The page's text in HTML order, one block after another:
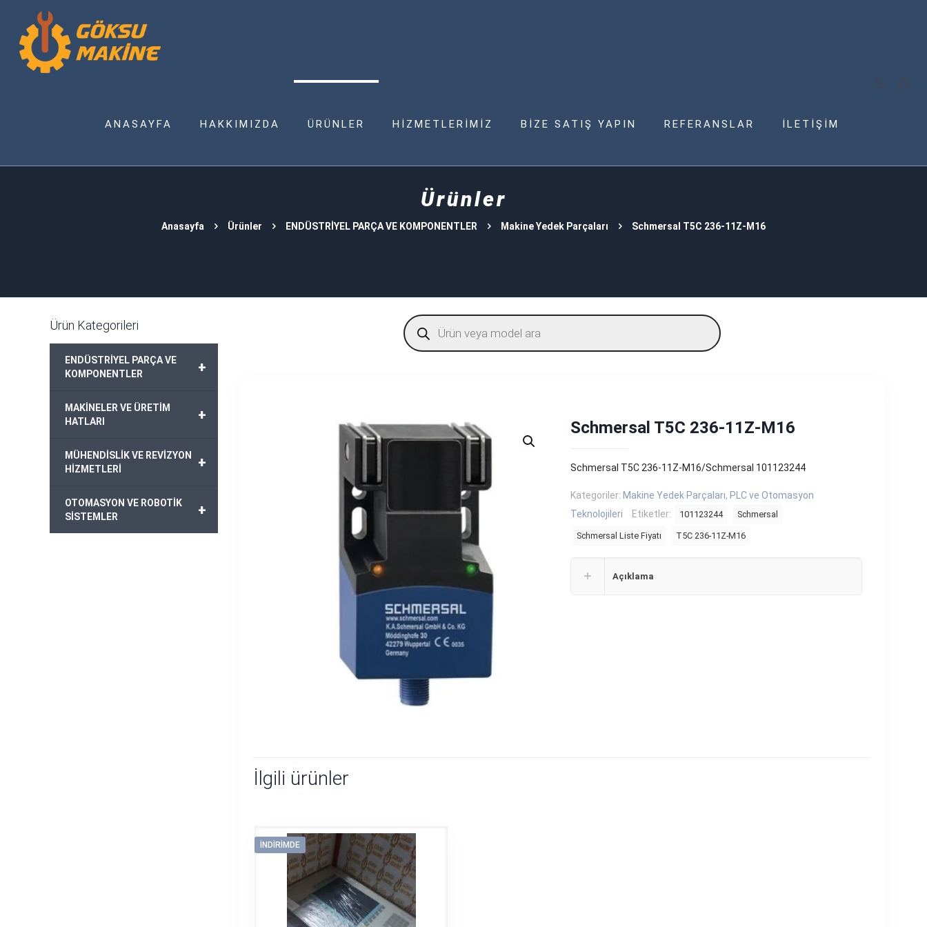
ANASAYFA HAKKIMIZDA ÜRÜNLER HİZMETLERİMİZ BİZE SATIŞ YAPIN REFERANSLAR İLETİŞİM
Ürünler
Anasayfa Ürünler ENDÜSTRİYEL PARÇA VE KOMPONENTLER Makine Yedek Parçaları Schmersal T5C 236-11Z-M16
Products
search
Schmersal T5C 236-11Z-M16
Schmersal T5C 236-11Z-M16/Schmersal 101123244
Kategoriler: Makine Yedek Parçaları, PLC ve Otomasyon
Teknolojileri
Etiketler: 101123244 Schmersal
Schmersal Liste Fiyatı T5C 236-11Z-M16
Açıklama
İlgili ürünler
İNDIRIMDE
Ürün Kategorileri
+
ENDÜSTRİYEL PARÇA VE
KOMPONENTLER
+
MAKİNELER VE ÜRETİM
HATLARI
+
MÜHENDİSLİK VE REVİZYON
HİZMETLERİ
+
OTOMASYON VE ROBOTİK
SİSTEMLER